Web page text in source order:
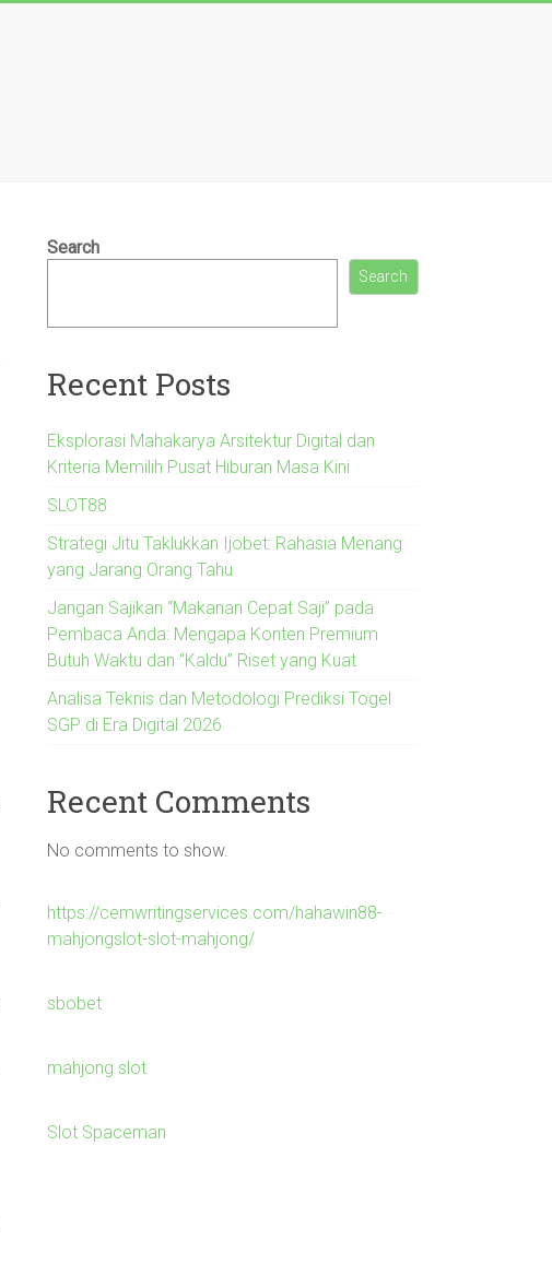
Search
Search
Recent Posts
Eksplorasi Mahakarya Arsitektur Digital dan
Kriteria Memilih Pusat Hiburan Masa Kini
SLOT88
Strategi Jitu Taklukkan Ijobet: Rahasia Menang
yang Jarang Orang Tahu
Jangan Sajikan “Makanan Cepat Saji” pada
Pembaca Anda: Mengapa Konten Premium
Butuh Waktu dan “Kaldu” Riset yang Kuat
Analisa Teknis dan Metodologi Prediksi Togel
SGP di Era Digital 2026
Recent Comments
No comments to show.
https://cemwritingservices.com/hahawin88-
mahjongslot-slot-mahjong/
sbobet
mahjong slot
Slot Spaceman